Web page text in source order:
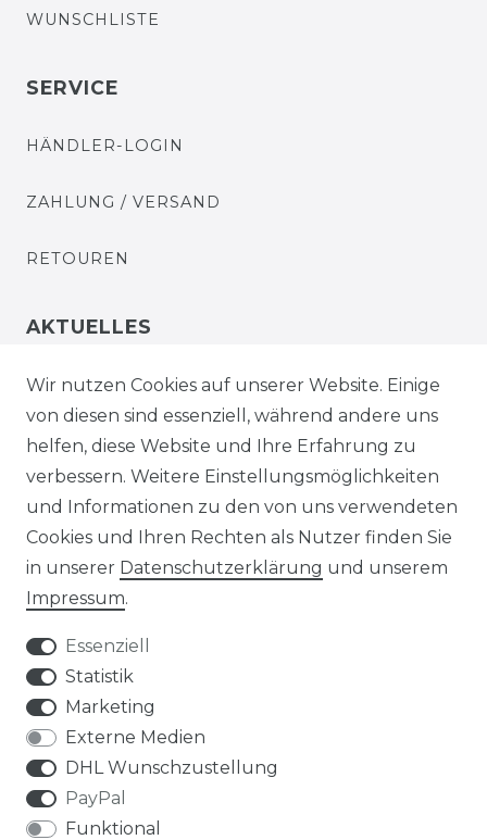
WUNSCHLISTE
SERVICE
HÄNDLER-LOGIN
ZAHLUNG / VERSAND
RETOUREN
AKTUELLES
STELLENANGEBOTE
NEWSLETTER
Impressum
AGB
Wir nutzen Cookies auf unserer Website. Einige
von diesen sind essenziell, während andere uns
helfen, diese Website und Ihre Erfahrung zu
verbessern. Weitere Einstellungsmöglichkeiten
und Informationen zu den von uns verwendeten
Cookies und Ihren Rechten als Nutzer finden Sie
in unserer Daten­schutz­erklärung und unserem
Impressum.
Essenziell
Statistik
Marketing
Externe Medien
DHL Wunschzustellung
PayPal
Funktional